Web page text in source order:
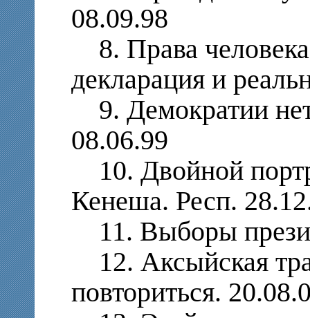
08.09.98
8. Права
декларация и
9. Демократии
08.06.99
10. Двойной
Кенеша. Респ.
11. Выборы
12. Аксыйская
повториться.